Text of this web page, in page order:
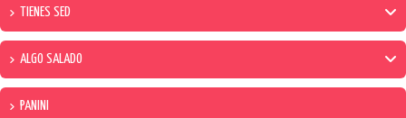
TIENES SED
ALGO SALADO
PANINI